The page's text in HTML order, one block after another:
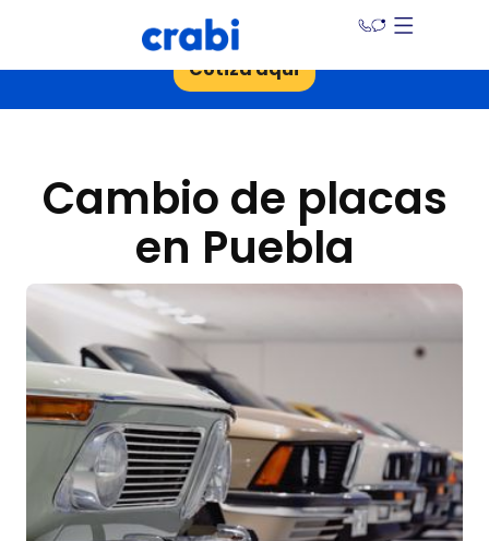
¡Ahorra hasta un 30% en tu seguro de auto!
Cotiza aquí
Cambio de placas
en Puebla